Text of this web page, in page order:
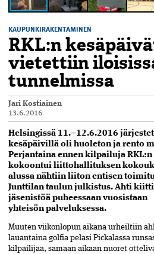
KAUPUNKIRAKENTAMINEN
RKL:n
vietettiin
tunnelmissa
Jari Kostiainen
13.6.2016
Helsingissä 11.–12.6.2016
kesäpäivillä oli huoleton ja rento
Perjantaina ennen kilpailuja
kokoontui liittohallituksen
alussa nähtiin liiton entisen
Junttilan taulun julkistus. Ahti kiitti
jäsenistöä puheessaan vuosistaan
yhteisön palveluksessa.
Muuten viikonlopun aikana urheiltiin
lauantaina golfia pelasi Pickalassa
kilpailijaa, samaan aikaan nuoret